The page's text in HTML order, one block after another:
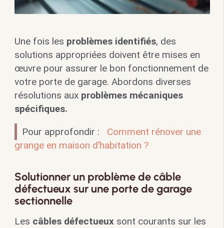
Une fois les problèmes identifiés, des
solutions appropriées doivent être mises en
œuvre pour assurer le bon fonctionnement de
votre porte de garage. Abordons diverses
résolutions aux problèmes mécaniques
spécifiques.
Pour approfondir :
Comment rénover une
grange en maison d’habitation ?
Solutionner un problème de câble
défectueux sur une porte de garage
sectionnelle
Les câbles défectueuxsont courants sur les